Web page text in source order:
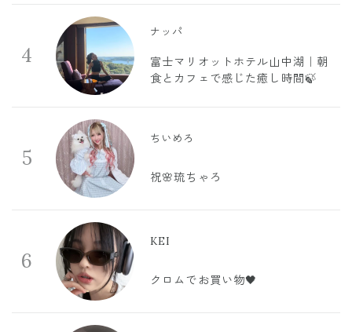
4
ナッパ
富士マリオットホテル山中湖｜朝
食とカフェで感じた癒し時間🍃
5
ちいめろ
祝🌸琉ちゃろ
6
KEI
クロムでお買い物🖤